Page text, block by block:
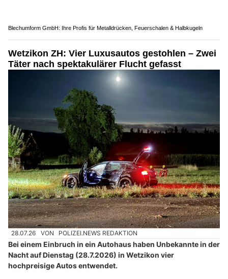
Blechumform GmbH: Ihre Profis für Metalldrücken, Feuerschalen & Halbkugeln
Wetzikon ZH: Vier Luxusautos gestohlen – Zwei
Täter nach spektakulärer Flucht gefasst
28.07.26 VON POLIZEI.NEWS REDAKTION
Bei einem Einbruch in ein Autohaus haben Unbekannte in der
Nacht auf Dienstag (28.7.2026) in Wetzikon vier
hochpreisige Autos entwendet.